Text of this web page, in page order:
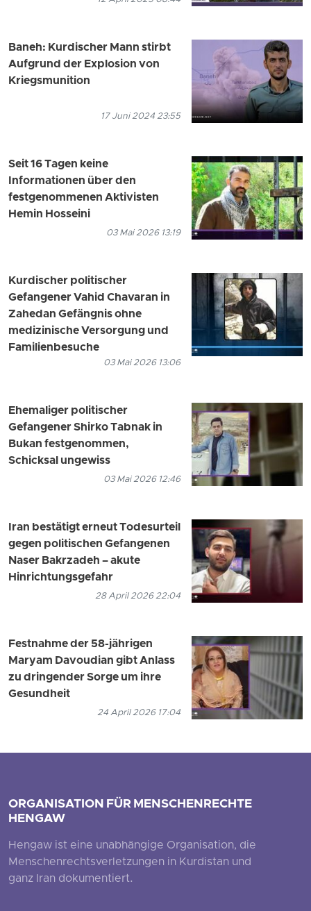
Baneh: Kurdischer Mann stirbt
Aufgrund der Explosion von
Kriegsmunition
17 Juni 2024 23:55
Seit 16 Tagen keine
Informationen über den
festgenommenen Aktivisten
Hemin Hosseini
03 Mai 2026 13:19
Kurdischer politischer
Gefangener Vahid Chavaran in
Zahedan Gefängnis ohne
medizinische Versorgung und
Familienbesuche
03 Mai 2026 13:06
Ehemaliger politischer
Gefangener Shirko Tabnak in
Bukan festgenommen,
Schicksal ungewiss
03 Mai 2026 12:46
Iran bestätigt erneut Todesurteil
gegen politischen Gefangenen
Naser Bakrzadeh – akute
Hinrichtungsgefahr
28 April 2026 22:04
Festnahme der 58-jährigen
Maryam Davoudian gibt Anlass
zu dringender Sorge um ihre
Gesundheit
24 April 2026 17:04
ORGANISATION FÜR MENSCHENRECHTE
HENGAW
Hengaw ist eine unabhängige Organisation, die
Menschenrechtsverletzungen in Kurdistan und
ganz Iran dokumentiert.